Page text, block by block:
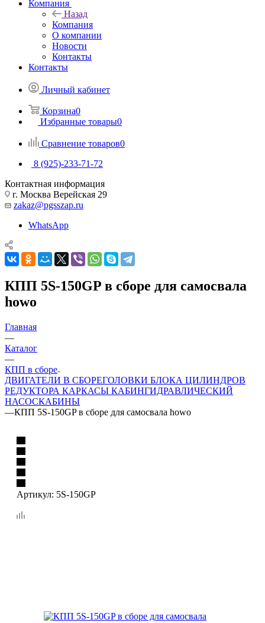
Компания
Назад
Компания
О компании
Новости
Контакты
Контакты
Личный кабинет
Корзина0
Избранные товары0
Сравнение товаров0
8 (925)-233-71-72
Контактная информация
г. Москва Верейская 29
zakaz@pgsszap.ru
WhatsApp
КПП 5S-150GP в сборе для самосвала
howo
Главная
—
Каталог
—
КПП в сборе
ДВИГАТЕЛИ В СБОРЕГОЛОВКИ БЛОКА ЦИЛИНДРОВ
РЕДУКТОРА КАРКАСЫ КАБИНГИДРАВЛИЧЕСКИЙ
НАСОСКАБИНЫ
—КПП 5S-150GP в сборе для самосвала howo
Артикул: 5S-150GP